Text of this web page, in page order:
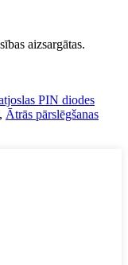
aizsargātas.
PIN diodes
, Ātrās pārslēgšanas